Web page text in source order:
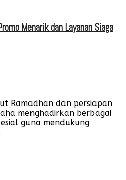
Menarik dan Layanan Siaga
Ramadhan dan persiapan
menghadirkan berbagai
guna mendukung